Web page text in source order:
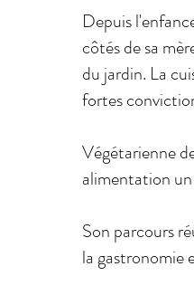
Depuis
côtés de sa
du jardin. La
fortes
Végétarienne
alimentation
Son parcours
la gastronomie